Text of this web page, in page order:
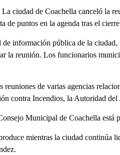
de Coachella canceló la
de puntos en la agenda tras el
información pública de la
la reunión. Los funcionarios
reuniones de varias agencias
contra Incendios, la Autoridad
Municipal de Coachella está
mientras la ciudad continúa